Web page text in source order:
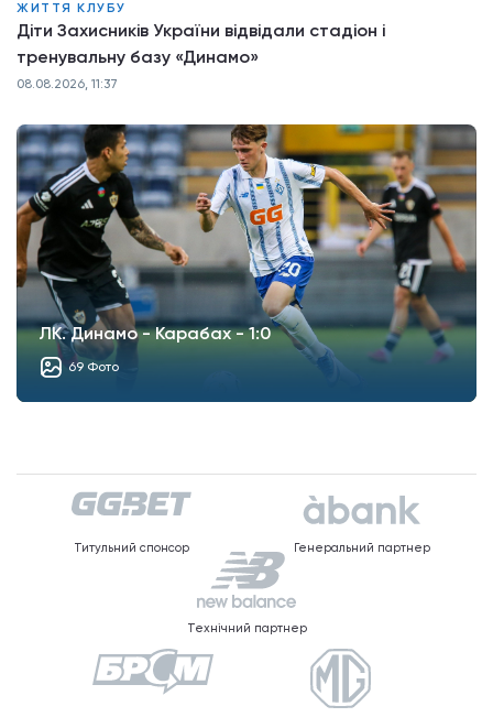
ЖИТТЯ КЛУБУ
Діти Захисників України відвідали стадіон і
тренувальну базу «Динамо»
08.08.2026, 11:37
ЛК. Динамо - Карабах - 1:0
69 Фото
Титульний спонсор Генеральний партнер
Технічний партнер